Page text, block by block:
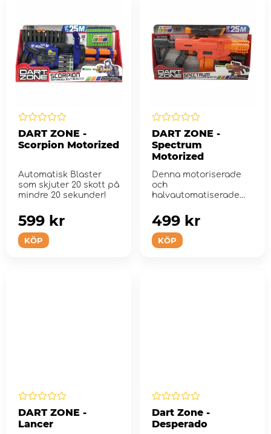
DART ZONE -
Scorpion Motorized
Automatisk Blaster
som skjuter 20 skott på
mindre 20 sekunder!
KÖP
599 kr
DART ZONE -
Spectrum
Motorized
Denna motoriserade
och
halvautomatiserade
skumpilar upp till 25 m
lå...
KÖP
499 kr
DART ZONE -
Lancer
Dart Zone -
Desperado